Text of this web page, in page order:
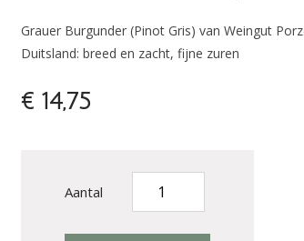
Grauer Burgunder (Pinot Gris) van Weingut
Duitsland: breed en zacht, fijne zuren
€ 14,75
Aantal